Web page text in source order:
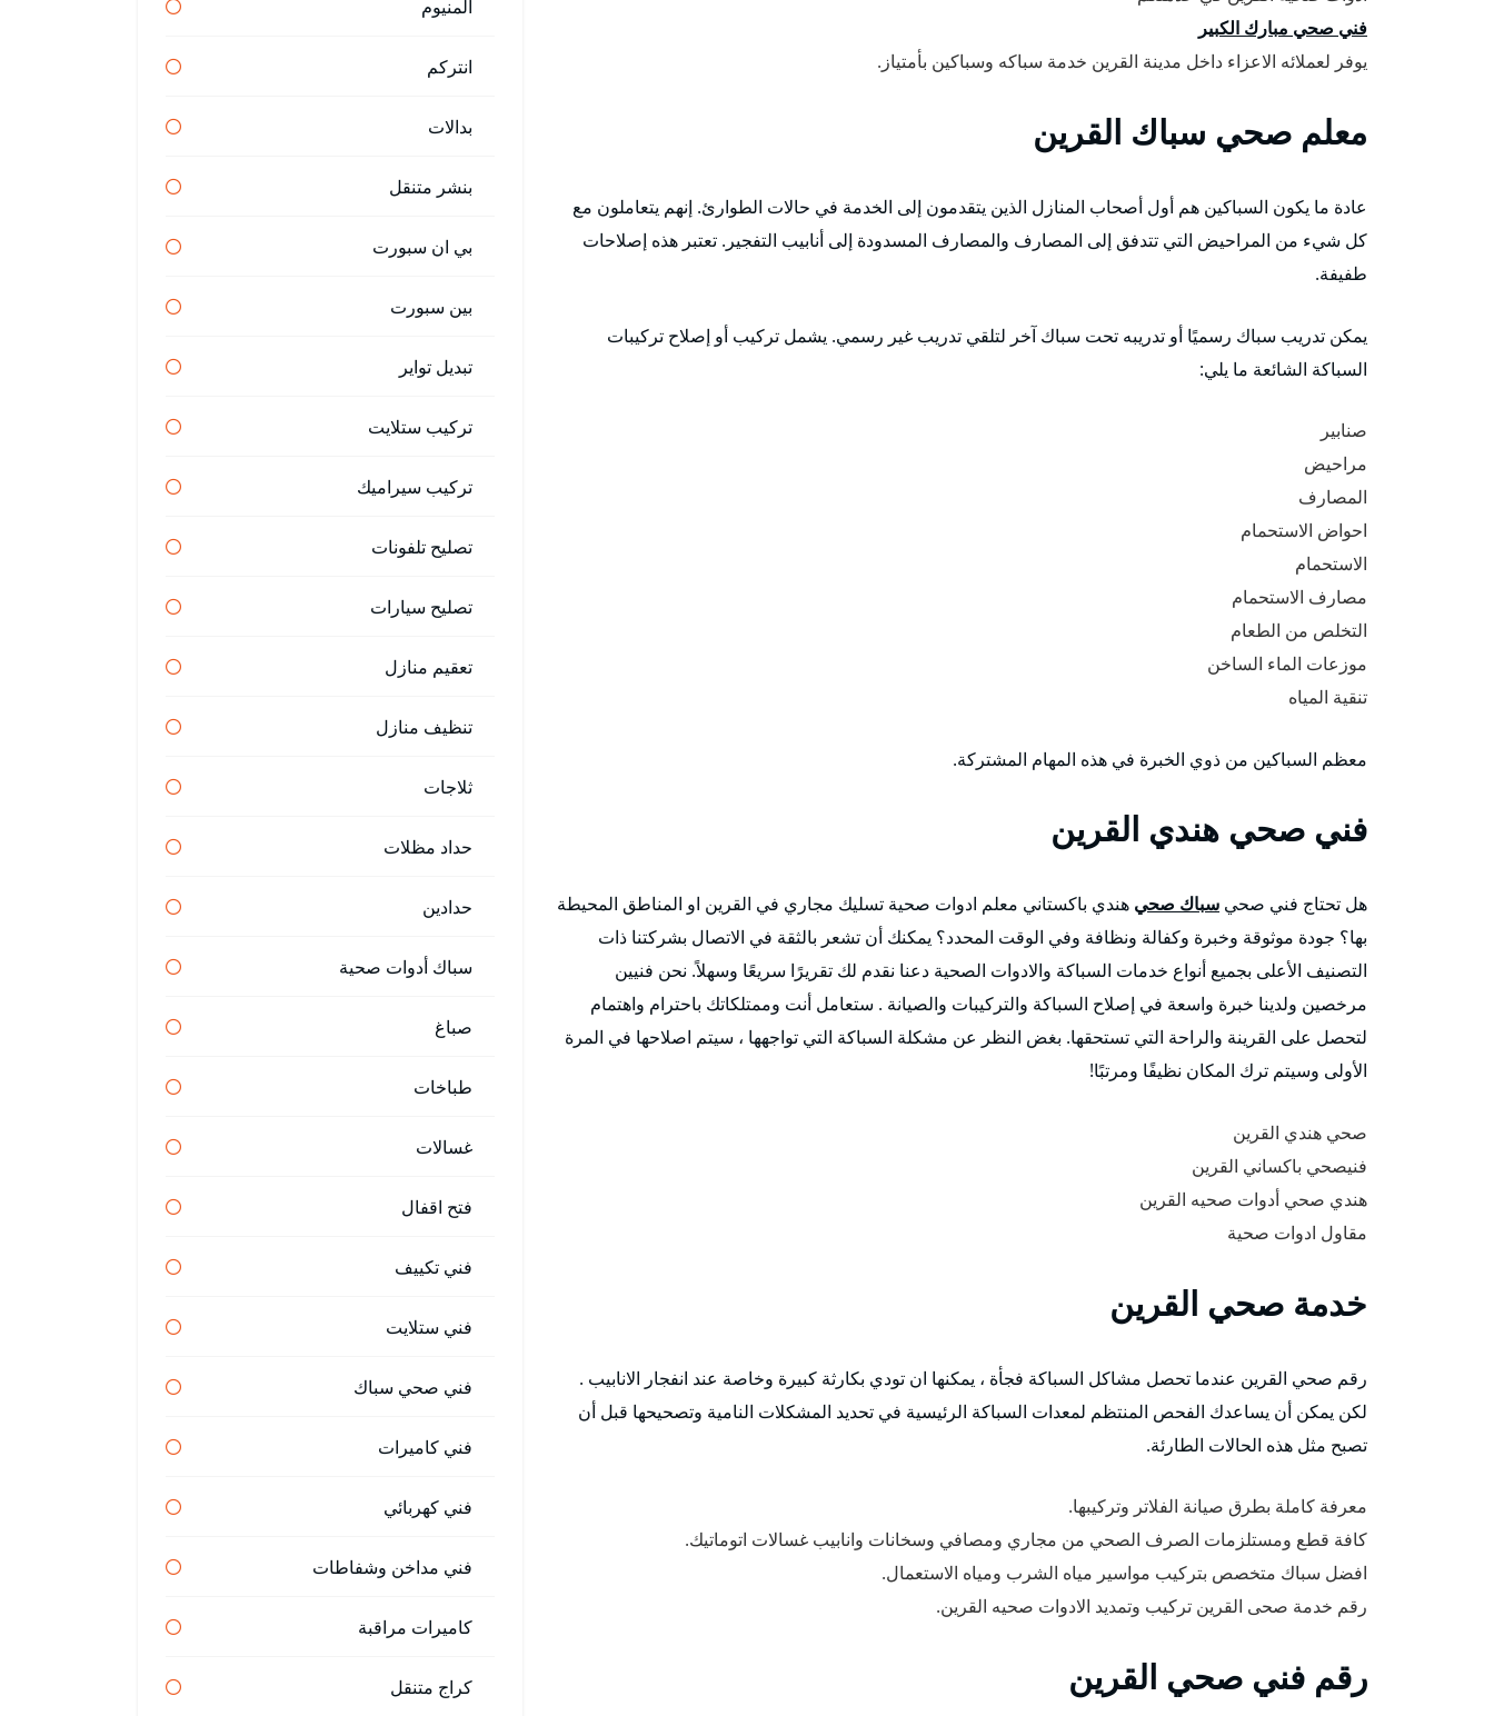
فني صحي مبارك الكبير
يوفر لعملائه الاعزاء داخل مدينة القرين خدمة سباكه وسباكين بأمتياز.
معلم صحي سباك القرين
عادة ما يكون السباكين هم أول أصحاب المنازل الذين يتقدمون إلى الخدمة في حالات الطوارئ. إنهم يتعاملون مع
كل شيء من المراحيض التي تتدفق إلى المصارف والمصارف المسدودة إلى أنابيب التفجير. تعتبر هذه إصلاحات
طفيفة.
يمكن تدريب سباك رسميًا أو تدريبه تحت سباك آخر لتلقي تدريب غير رسمي. يشمل تركيب أو إصلاح تركيبات
السباكة الشائعة ما يلي:
صنابير
مراحيض
المصارف
احواض الاستحمام
الاستحمام
مصارف الاستحمام
التخلص من الطعام
موزعات الماء الساخن
تنقية المياه
معظم السباكين من ذوي الخبرة في هذه المهام المشتركة.
فني صحي هندي القرين
هل تحتاج فني صحي سباك صحي هندي باكستاني معلم ادوات صحية تسليك مجاري في القرين او المناطق المحيطة
بها؟ جودة موثوقة وخبرة وكفالة ونظافة وفي الوقت المحدد؟ يمكنك أن تشعر بالثقة في الاتصال بشركتنا ذات
التصنيف الأعلى بجميع أنواع خدمات السباكة والادوات الصحية دعنا نقدم لك تقريرًا سريعًا وسهلاً. نحن فنيين
مرخصين ولدينا خبرة واسعة في إصلاح السباكة والتركيبات والصيانة . ستعامل أنت وممتلكاتك باحترام واهتمام
لتحصل على القرينة والراحة التي تستحقها. بغض النظر عن مشكلة السباكة التي تواجهها ، سيتم اصلاحها في المرة
الأولى وسيتم ترك المكان نظيفًا ومرتبًا!
صحي هندي القرين
فنيصحي باكساني القرين
هندي صحي أدوات صحيه القرين
مقاول ادوات صحية
خدمة صحي القرين
رقم صحي القرين عندما تحصل مشاكل السباكة فجأة ، يمكنها ان تودي بكارثة كبيرة وخاصة عند انفجار الانابيب .
لكن يمكن أن يساعدك الفحص المنتظم لمعدات السباكة الرئيسية في تحديد المشكلات النامية وتصحيحها قبل أن
تصبح مثل هذه الحالات الطارئة.
معرفة كاملة بطرق صيانة الفلاتر وتركيبها.
كافة قطع ومستلزمات الصرف الصحي من مجاري ومصافي وسخانات وانابيب غسالات اتوماتيك.
افضل سباك متخصص بتركيب مواسير مياه الشرب ومياه الاستعمال.
رقم خدمة صحى القرين تركيب وتمديد الادوات صحيه القرين.
رقم فني صحي القرين
المنيوم
انتركم
بدالات
بنشر متنقل
بي ان سبورت
بين سبورت
تبديل تواير
تركيب ستلايت
تركيب سيراميك
تصليح تلفونات
تصليح سيارات
تعقيم منازل
تنظيف منازل
ثلاجات
حداد مظلات
حدادين
سباك أدوات صحية
صباغ
طباخات
غسالات
فتح اقفال
فني تكييف
فني ستلايت
فني صحي سباك
فني كاميرات
فني كهربائي
فني مداخن وشفاطات
كاميرات مراقبة
كراج متنقل